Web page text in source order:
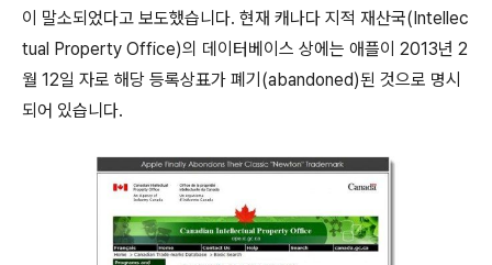
이 말소되었다고 보도했습니다. 현재 캐나다 지적 재산국(Intellec
tual Property Office)의 데이터베이스 상에는 애플이 2013년 2
월 12일 자로 해당 등록상표가 폐기(abandoned)된 것으로 명시
되어 있습니다.